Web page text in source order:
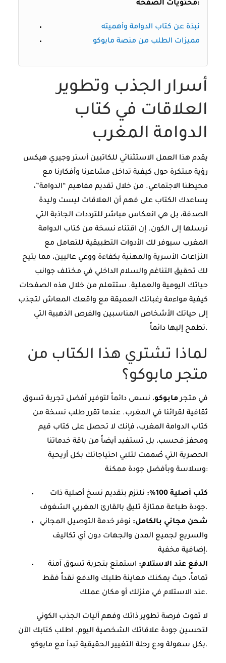
محتويات الصفحة:
نبذة عن كتاب الدوامة وأهميته
مميزات الطلب من منصة مابوكو
أسرار الجذب وتطوير
العلاقات في كتاب
الدوامة المغرب
يقدم هذا العمل الاستثنائي للكاتبين أستر وجيري هيكس
رؤية مبتكرة حول كيفية تداخل مشاعرنا وأفكارنا مع
محيطنا الاجتماعي. من خلال تقديم مفاهيم “الدوامة”،
يساعدك الكتاب على فهم أن العلاقات ليست وليدة
الصدفة، بل هي انعكاس مباشر للترددات الجاذبة التي
نرسلها إلى الكون. إن اقتناء نسخة من كتاب الدوامة
المغرب سيوفر لك الأدوات التطبيقية للتعامل مع
النزاعات الأسرية والمهنية بكفاءة ووعي عاليين، مما يتيح
لك تحقيق التناغم والسلام الداخلي في مختلف جوانب
حياتك اليومية والعملية. ستتعلم من خلال هذه الصفحات
كيفية مواءمة رغباتك العميقة مع واقعك المعاش لتجذب
إلى حياتك الأشخاص المناسبين والفرص الذهبية التي
تطمح إليها دائماً.
لماذا تشتري هذا الكتاب من
متجر مابوكو؟
في متجرمابوكو، نسعى دائماً لتوفير أفضل تجربة تسوق
ثقافية لقرائنا في المغرب. عندما تقرر طلب نسخة من
كتاب الدوامة المغرب، فإنك لا تحصل على كتاب قيم
ومحفز فحسب، بل تستفيد أيضاً من باقة خدماتنا
الحصرية التي صُممت لتلبي احتياجاتك بكل أريحية
وسلاسة وبأفضل جودة ممكنة:
كتب أصلية 100%:
نلتزم بتقديم نسخ أصلية ذات
جودة طباعة ممتازة تليق بالقارئ المغربي الشغوف.
شحن مجاني بالكامل: نوفر خدمة التوصيل المجاني
والسريع لجميع المدن والجهات دون أي تكاليف
إضافية مخفية.
الدفع عند الاستلام: استمتع بتجربة تسوق آمنة
تماماً، حيث يمكنك معاينة طلبك والدفع نقداً فقط
عند الاستلام في منزلك أو مكان عملك.
لا تفوت فرصة تطوير ذاتك وفهم آليات الجذب الكوني
لتحسين جودة علاقاتك الشخصية اليوم. اطلب كتابك الآن
بكل سهولة ودع رحلة التغيير الحقيقية تبدأ مع مابوكو.